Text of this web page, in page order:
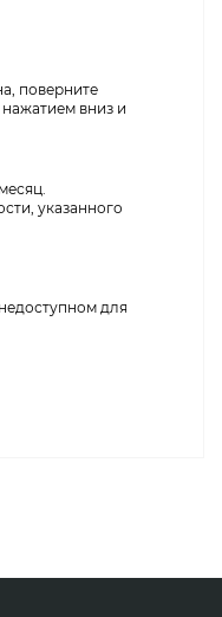
поверните
вниз и
указанного
для